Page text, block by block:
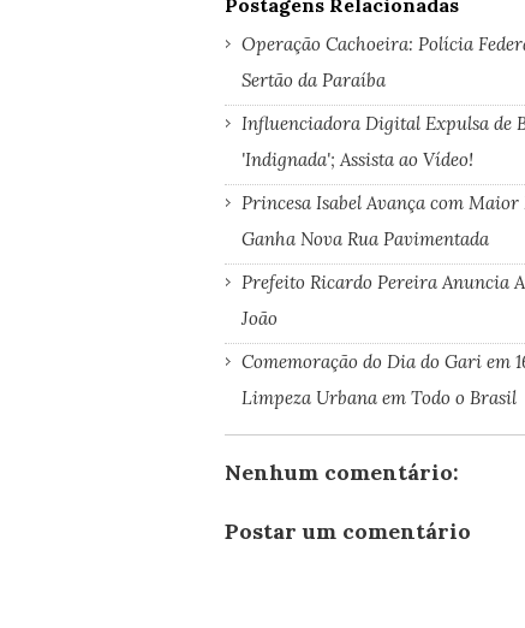
Postagens Relacionadas
Operação Cachoeira: Polícia
Sertão da Paraíba
Influenciadora Digital Expulsa de
'Indignada'; Assista ao Vídeo!
Princesa Isabel Avança com
Ganha Nova Rua Pavimentada
Prefeito Ricardo Pereira Anuncia
João
Comemoração do Dia do Gari em
Limpeza Urbana em Todo o Brasil
Nenhum comentário:
Postar um comentário